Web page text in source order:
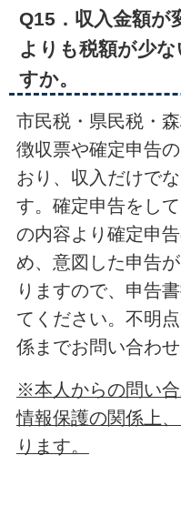
Q15．収入金額が
よりも税額が少
すか。
市民税・県民税・
徴収票や確定申告
おり、収入だけで
す。確定申告をし
の内容より確定申
め、意図した申告
りますので、申告
てください。不明
係までお問い合わせ
※本人からの問い
情報保護の関係上
ります。